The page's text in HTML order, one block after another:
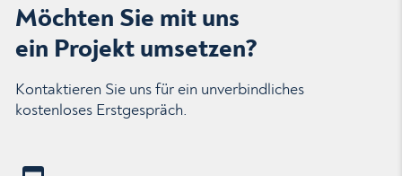
Möchten Sie mit uns
ein Projekt umsetzen?
Kontaktieren Sie uns für ein unverbindliches
kostenloses Erstgespräch.